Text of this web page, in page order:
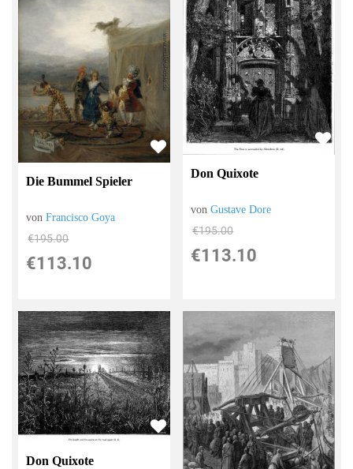
Die Bummel Spieler
vonFrancisco Goya
€195.00
€113.10
Don Quixote
vonGustave Dore
€195.00
€113.10
Don Quixote